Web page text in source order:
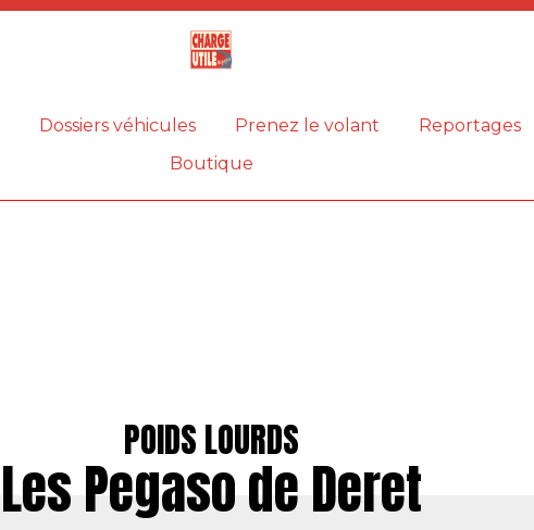
Dossiers véhicules Prenez le volant Reportages
Boutique
POIDS LOURDS
Les Pegaso de Deret